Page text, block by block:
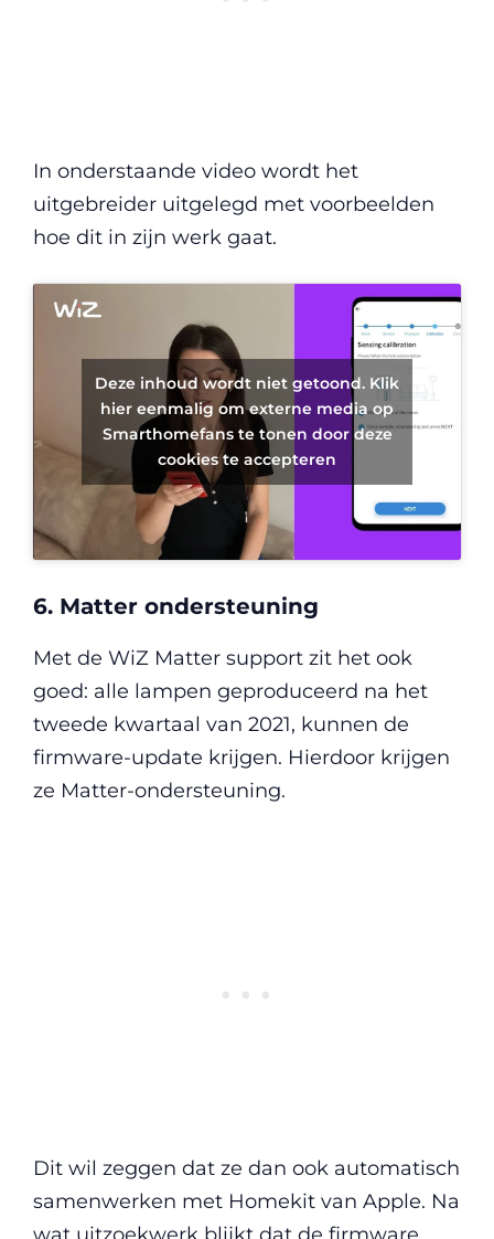
In onderstaande video wordt het
uitgebreider uitgelegd met voorbeelden
hoe dit in zijn werk gaat.
Deze inhoud wordt niet getoond. Klik
hier eenmalig om externe media op
Smarthomefans te tonen door deze
cookies te accepteren
6. Matter ondersteuning
Met de WiZ Matter support zit het ook
goed: alle lampen geproduceerd na het
tweede kwartaal van 2021, kunnen de
firmware-update krijgen. Hierdoor krijgen
ze Matter-ondersteuning.
Dit wil zeggen dat ze dan ook automatisch
samenwerken met Homekit van Apple. Na